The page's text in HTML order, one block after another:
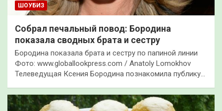
ШОУБИЗ
Собрал печальный повод: Бородина
показала сводных брата и сестру
Бородина показала брата и сестру по папиной линии
Фото: www.globallookpress.com / Anatoly Lomokhov
Телеведущая Ксения Бородина познакомила публику…